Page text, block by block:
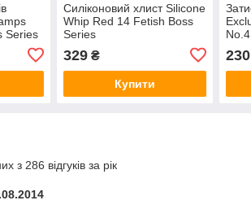
Series
Силіконовий хлист Silicone
Whip Red 14 Fetish Boss
Series
329₴
Купити
230
з 286 відгуків за рік